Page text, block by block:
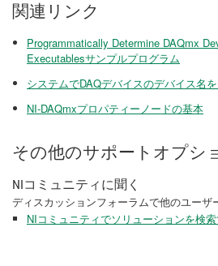
関連リンク
Programmatically Determine DAQmx
Executablesサンプルプログラム
システムでDAQデバイスのデバイス名
NI-DAQmxプロパティーノードの基本
その他のサポートオプシ
NIコミュニティに聞く
ディスカッションフォーラムで他のユーザ
NIコミュニティでソリューションを検